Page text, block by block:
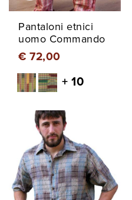
Pantaloni etnici
uomo Commando
€ 72,00
+ 10